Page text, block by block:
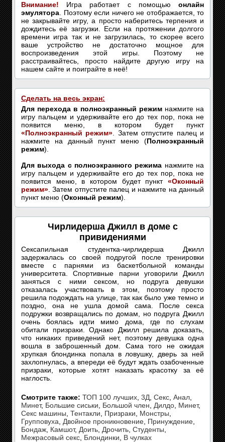
Внимание! Игра работает с помощью онлайн
эмулятора . Поэтому если ничего не отображается, то
не закрывайте игру, а просто наберитесь терпения и
дождитесь её загрузки. Если на протяжении долгого
времени игра так и не загрузилась, то скорее всего
ваше устройство не достаточно мощное для
воспроизведения этой игры. Поэтому не
расстраивайтесь, просто найдите другую игру на
нашем сайте и поиграйте в неё!
Сделать на весь экран:
Для перехода в полноэкранный режим нажмите на
игру пальцем и удерживайте его до тех пор, пока не
появится меню, в котором будет пункт
«Полноэкранный режим» . Затем отпустите палец и
нажмите на данный пункт меню (Полноэкранный
режим).
Для выхода с полноэкранного режима нажмите на
игру пальцем и удерживайте его до тех пор, пока не
появится меню, в котором будет пункт «Оконный
режим» . Затем отпустите палец и нажмите на данный
пункт меню (Оконный режим).
Чирлидерша Джилл в доме с
привидениями
Сексапильная студентка-чирлидерша Джилл
задержалась со своей подругой после тренировки
вместе с парнями из баскетбольной команды
университета. Спортивные парни уговорили Джилл
заняться с ними сексом, но подруга девушки
отказалась участвовать в этом, поэтому просто
решила подождать на улице, так как было уже темно и
поздно, она не ушла домой сама. После секса
подружки возвращались по домам, но подруга Джилл
очень боялась идти мимо дома, где по слухам
обитали призраки. Однако Джилл решила доказать,
что никаких приведений нет, поэтому девушка одна
вошла в заброшенный дом. Сама того не ожидая
хрупкая блондинка попала в ловушку, дверь за ней
захлопнулась, а впереди её будут ждать озабоченные
призраки, которые хотят наказать красотку за её
наглость.
Смотрите также: ТОП 100 лучших 3Д Секс Анал
Минет, Большие сиськи Большой член Дилдо Минет,
Секс машины Тентакли Призраки Монстры
Групповуха
Двойное проникновение Принуждение
Бондаж Камшот, Доить Дрочить Студенты
Межрасовый секс Блондинки В чулках